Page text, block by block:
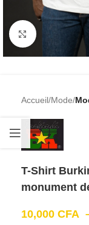
Cliquez pour
Accueil Mode
T-Shirt
monument
10,000 CFA